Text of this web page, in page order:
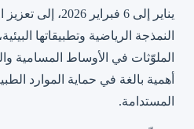
يناير إلى 6 فبراير
النمذجة الرياضية وتطبيقاتها
الملوّثات في الأوساط المسامية
أهمية بالغة في حماية الموارد
المستدامة.